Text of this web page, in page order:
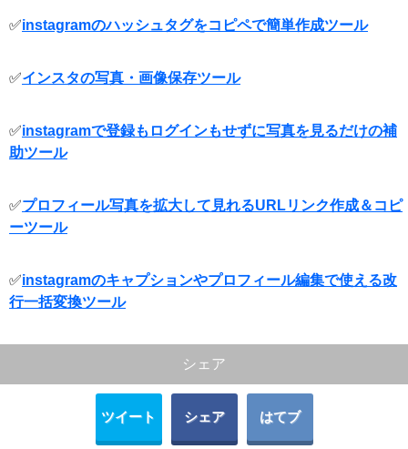
✅instagramのハッシュタグをコピペで簡単作成ツール
✅インスタの写真・画像保存ツール
✅instagramで登録もログインもせずに写真を見るだけの補
助ツール
✅プロフィール写真を拡大して見れるURLリンク作成＆コピ
ーツール
✅instagramのキャプションやプロフィール編集で使える改
行一括変換ツール
シェア
ツイート シェア はてブ